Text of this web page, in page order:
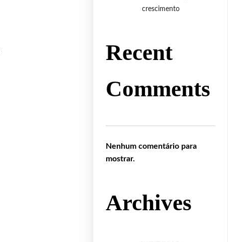
crescimento
Recent
Comments
Nenhum comentário para
mostrar.
Archives